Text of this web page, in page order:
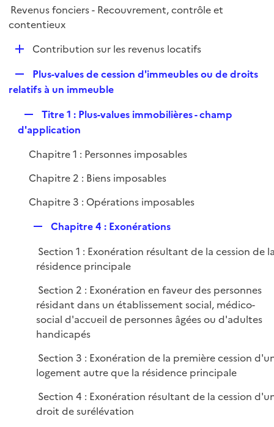
r
i
e
p
l
Revenus fonciers - Recouvrement, contrôle et
contentieux
D
l
r
Contribution sur les revenus locatifs
e
l
i
e
Plus-values de cession d'immeubles ou de droits
relatifs à un immeuble
e
l
i
r
Titre 1 : Plus-values immobilières - champ
d'application
Chapitre 1 : Personnes imposables
Chapitre 2 : Biens imposables
Chapitre 3 : Opérations imposables
p
l
Chapitre 4 : Exonérations
Section 1 : Exonération résultant de la cession de
résidence principale
Section 2 : Exonération en faveur des personnes
résidant dans un établissement social, médico-
social d'accueil de personnes âgées ou d'adultes
handicapés
Section 3 : Exonération de la première cession
logement autre que la résidence principale
Section 4 : Exonération résultant de la cession
droit de surélévation